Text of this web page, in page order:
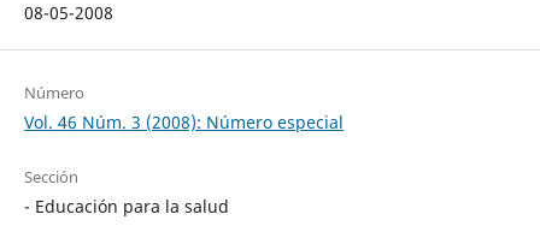
08-05-2008
Número
Vol. 46 Núm. 3 (2008): Número especial
Sección
- Educación para la salud